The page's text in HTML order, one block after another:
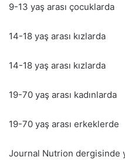
9-13 yaş arası
14-18 yaş arası
14-18 yaş arası
19-70 yaş arası
19-70 yaş arası
Journal Nutrion dergisinde